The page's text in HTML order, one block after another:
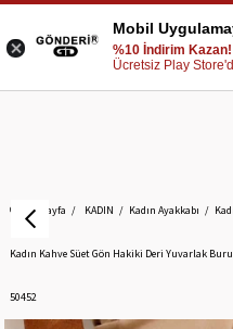
Anasayfa KADIN Kadın Ayakkabı
Kadın Kahve Süet Gön Hakiki Deri Yuvarlak
50452
Mobil
%10 İndirim Kazan!
Ücretsiz Play